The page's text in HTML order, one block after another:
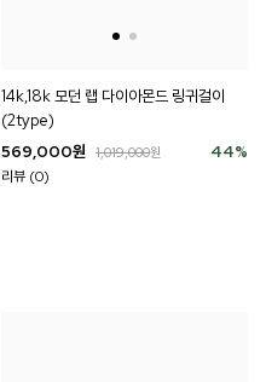
14k,18k 모던 랩 다이아몬드 링귀걸이
(2type)
44%
569,000원 1,019,000원
리뷰 (0)